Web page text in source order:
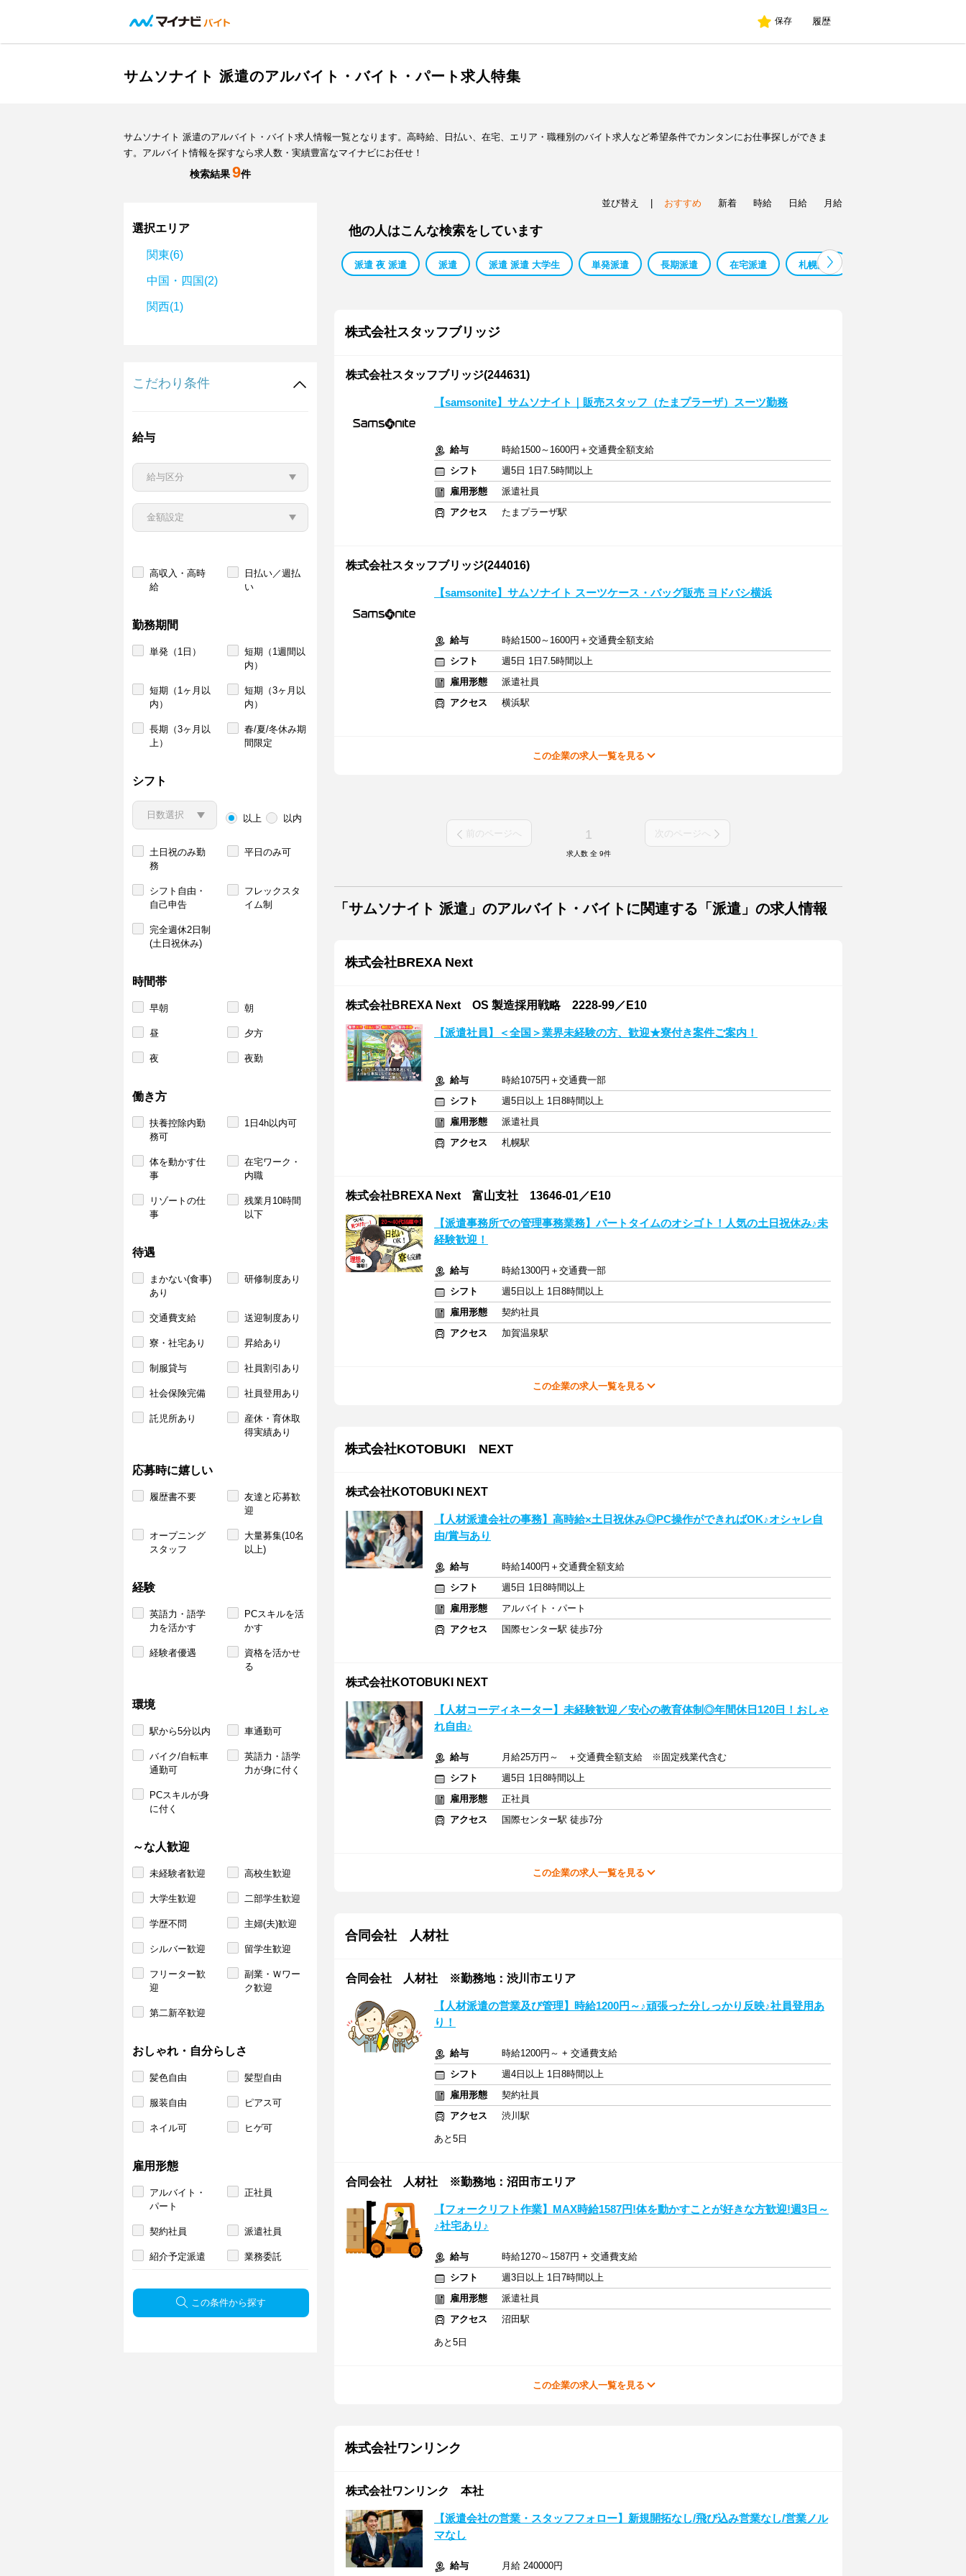
保存 履歴
サムソナイト 派遣のアルバイト・バイト・パート求人特集
サムソナイト 派遣のアルバイト・バイト求人情報一覧となります。高時給、日払い、在宅、エリア・職種別のバイト求人など希望条件でカンタンにお仕事探しができま
す。アルバイト情報を探すなら求人数・実績豊富なマイナビにお任せ！
検索結果9件
選択エリア
関東(6)
中国・四国(2)
関西(1)
こだわり条件
給与
高収入・高時
給
日払い／週払
い
勤務期間
単発（1日）
短期（1週間以
内）
短期（1ヶ月以
内）
短期（3ヶ月以
内）
長期（3ヶ月以
上）
春/夏/冬休み期
間限定
シフト
以上 以内
土日祝のみ勤
務
平日のみ可
シフト自由・
自己申告
フレックスタ
イム制
完全週休2日制
(土日祝休み)
時間帯
早朝 朝
昼 夕方
夜 夜勤
働き方
扶養控除内勤
務可
1日4h以内可
体を動かす仕
事
在宅ワーク・
内職
リゾートの仕
事
残業月10時間
以下
待遇
まかない(食事)
あり
研修制度あり
交通費支給 送迎制度あり
寮・社宅あり 昇給あり
制服貸与 社員割引あり
社会保険完備 社員登用あり
託児所あり
産休・育休取
得実績あり
応募時に嬉しい
履歴書不要
友達と応募歓
迎
オープニング
スタッフ
大量募集(10名
以上)
経験
英語力・語学
力を活かす
PCスキルを活
かす
経験者優遇
資格を活かせ
る
環境
駅から5分以内 車通勤可
バイク/自転車
通勤可
英語力・語学
力が身に付く
PCスキルが身
に付く
～な人歓迎
未経験者歓迎 高校生歓迎
大学生歓迎 二部学生歓迎
学歴不問 主婦(夫)歓迎
シルバー歓迎 留学生歓迎
フリーター歓
迎
副業・Ｗワー
ク歓迎
第二新卒歓迎
おしゃれ・自分らしさ
髪色自由 髪型自由
服装自由 ピアス可
ネイル可 ヒゲ可
雇用形態
アルバイト・
パート
正社員
契約社員 派遣社員
紹介予定派遣 業務委託
この条件から探す
並び替え おすすめ 新着 時給 日給 月給
他の人はこんな検索をしています
派遣 夜 派遣 派遣 派遣 派遣 大学生 単発派遣 長期派遣 在宅派遣 札幌派遣
株式会社スタッフブリッジ
株式会社スタッフブリッジ(244631)
【samsonite】サムソナイト｜販売スタッフ（たまプラーザ）スーツ勤務
給与
時給1500～1600円＋交通費全額支給
シフト
週5日 1日7.5時間以上
雇用形態
派遣社員
アクセス
たまプラーザ駅
株式会社スタッフブリッジ(244016)
【samsonite】サムソナイト スーツケース・バッグ販売 ヨドバシ横浜
給与
時給1500～1600円＋交通費全額支給
シフト
週5日 1日7.5時間以上
雇用形態
派遣社員
アクセス
横浜駅
この企業の求人一覧を見る
前のページへ 1 次のページへ
求人数 全 9件
「サムソナイト 派遣」のアルバイト・バイトに関連する「派遣」の求人情報
株式会社BREXA Next
株式会社BREXA Next OS 製造採用戦略 2228-99／E10
【派遣社員】＜全国＞業界未経験の方、歓迎★寮付き案件ご案内！
給与
時給1075円＋交通費一部
シフト
週5日以上 1日8時間以上
雇用形態
派遣社員
アクセス
札幌駅
株式会社BREXA Next 富山支社 13646-01／E10
【派遣事務所での管理事務業務】パートタイムのオシゴト！人気の土日祝休み♪未
経験歓迎！
給与
時給1300円＋交通費一部
シフト
週5日以上 1日8時間以上
雇用形態
契約社員
アクセス
加賀温泉駅
この企業の求人一覧を見る
株式会社KOTOBUKI NEXT
株式会社KOTOBUKI NEXT
【人材派遣会社の事務】高時給×土日祝休み◎PC操作ができればOK♪オシャレ自
由/賞与あり
給与
時給1400円＋交通費全額支給
シフト
週5日 1日8時間以上
雇用形態
アルバイト・パート
アクセス
国際センター駅 徒歩7分
株式会社KOTOBUKI NEXT
【人材コーディネーター】未経験歓迎／安心の教育体制◎年間休日120日！おしゃ
れ自由♪
給与
月給25万円～ ＋交通費全額支給 ※固定残業代含む
シフト
週5日 1日8時間以上
雇用形態
正社員
アクセス
国際センター駅 徒歩7分
この企業の求人一覧を見る
合同会社 人材社
合同会社 人材社 ※勤務地：渋川市エリア
【人材派遣の営業及び管理】時給1200円～♪頑張った分しっかり反映♪社員登用あ
り！
給与
時給1200円～ + 交通費支給
シフト
週4日以上 1日8時間以上
雇用形態
契約社員
アクセス
渋川駅
あと5日
合同会社 人材社 ※勤務地：沼田市エリア
【フォークリフト作業】MAX時給1587円!体を動かすことが好きな方歓迎!週3日～
♪社宅あり♪
給与
時給1270～1587円 + 交通費支給
シフト
週3日以上 1日7時間以上
雇用形態
派遣社員
アクセス
沼田駅
あと5日
この企業の求人一覧を見る
株式会社ワンリンク
株式会社ワンリンク 本社
【派遣会社の営業・スタッフフォロー】新規開拓なし/飛び込み営業なし/営業ノル
マなし
給与 月給 240000円